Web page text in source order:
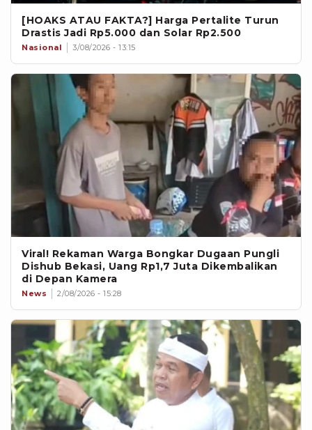
[HOAKS ATAU FAKTA?] Harga Pertalite Turun
Drastis Jadi Rp5.000 dan Solar Rp2.500
Nasional 3/08/2026 - 13:15
Viral! Rekaman Warga Bongkar Dugaan Pungli
Dishub Bekasi, Uang Rp1,7 Juta Dikembalikan
di Depan Kamera
News 2/08/2026 - 15:28